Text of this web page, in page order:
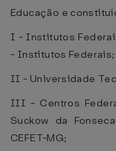
Educação e
I - Institutos
- Institutos Federais;
II - Universidade
III - Centros
Suckow da
CEFET-MG;